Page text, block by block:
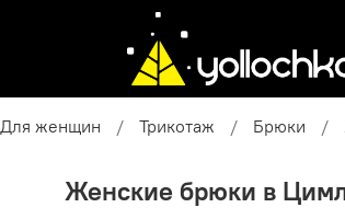
Для женщин Трикотаж Брюки
Женские брюки в